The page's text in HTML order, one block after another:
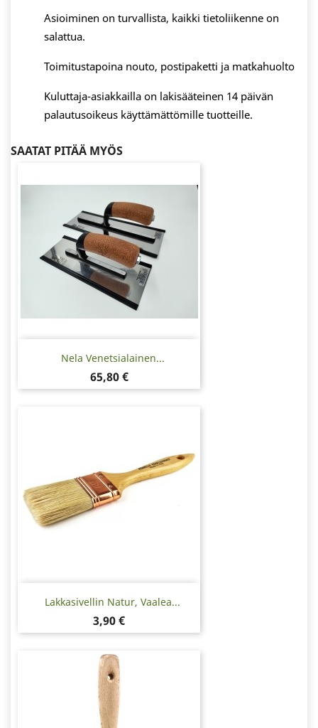
Asioiminen on turvallista, kaikki tietoliikenne on
salattua.
Toimitustapoina nouto, postipaketti ja matkahuolto
Kuluttaja-asiakkailla on lakisääteinen 14 päivän
palautusoikeus käyttämättömille tuotteille.
SAATAT PITÄÄ MYÖS
Nela Venetsialainen...
Hinta
65,80 €
Lakkasivellin Natur, Vaalea...
Hinta
3,90 €